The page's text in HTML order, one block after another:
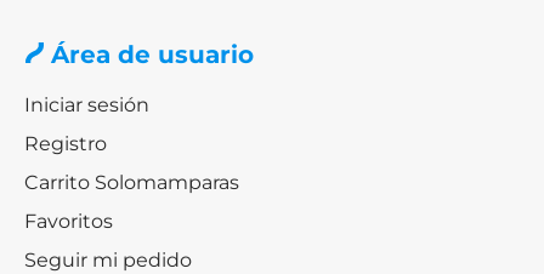
Área de usuario
Iniciar sesión
Registro
Carrito Solomamparas
Favoritos
Seguir mi pedido